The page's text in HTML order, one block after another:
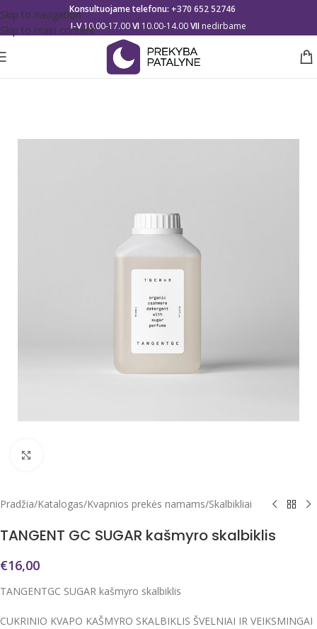
Skip to navigation
Skip to main content
Konsultuojame telefonu: +370 652 52746
I-V10.00-17.00VI 10.00-14.00VII nedirbame
Pradžia/Katalogas/Kvapnios prekės namams/Skalbikliai
TANGENT GC SUGAR kašmyro skalbiklis
€16,00
TANGENTGC SUGAR kašmyro skalbiklis
CUKRINIO KVAPO KAŠMYRO SKALBIKLIS ŠVELNIAI IR VEIKSMINGAI